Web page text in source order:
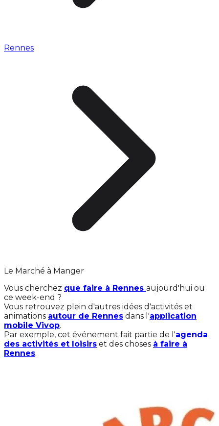
Rennes
Le Marché à Manger
Vous cherchez que faire à Rennes aujourd'hui ou
ce week-end ?
Vous retrouvez plein d'autres idées d'activités et
animations autour de Rennes dans l'application
mobile Vivop.
Par exemple, cet événement fait partie de l'agenda
des activités et loisirs et des choses à faire à
Rennes.